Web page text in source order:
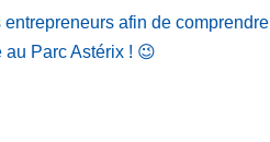
afin de
Parc Astérix ! 😉